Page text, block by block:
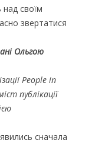
над своїм
звертатися
Ольгою
People in
публікації
сначала